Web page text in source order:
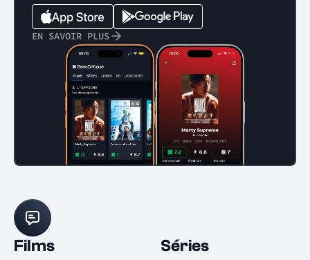
EN SAVOIR PLUS
Films Séries